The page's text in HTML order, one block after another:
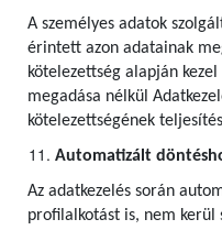
A személyes adatok
érintett azon adatainak
kötelezettség alapján
megadása nélkül
kötelezettségének
Automatizált
Az adatkezelés során
profilalkotást is, nem kerül